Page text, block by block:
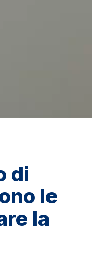
di
le
la